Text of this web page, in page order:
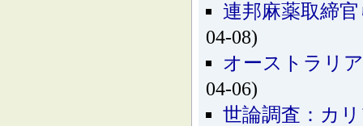
連邦麻薬取締
04-08)
オーストラリ
04-06)
世論調査：カ